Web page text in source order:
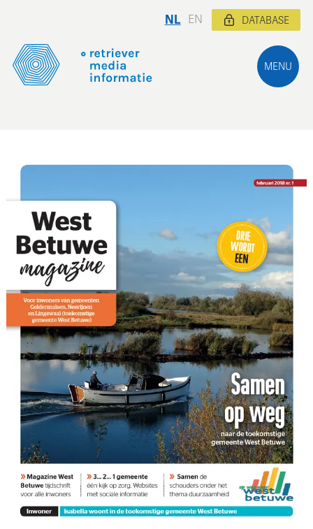
MENU
NL EN DATABASE